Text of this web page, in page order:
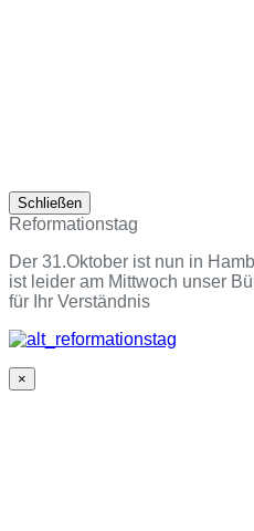
Schließen
Reformationstag
Der 31.Oktober ist nun in
ist leider am Mittwoch unser
für Ihr Verständnis
×